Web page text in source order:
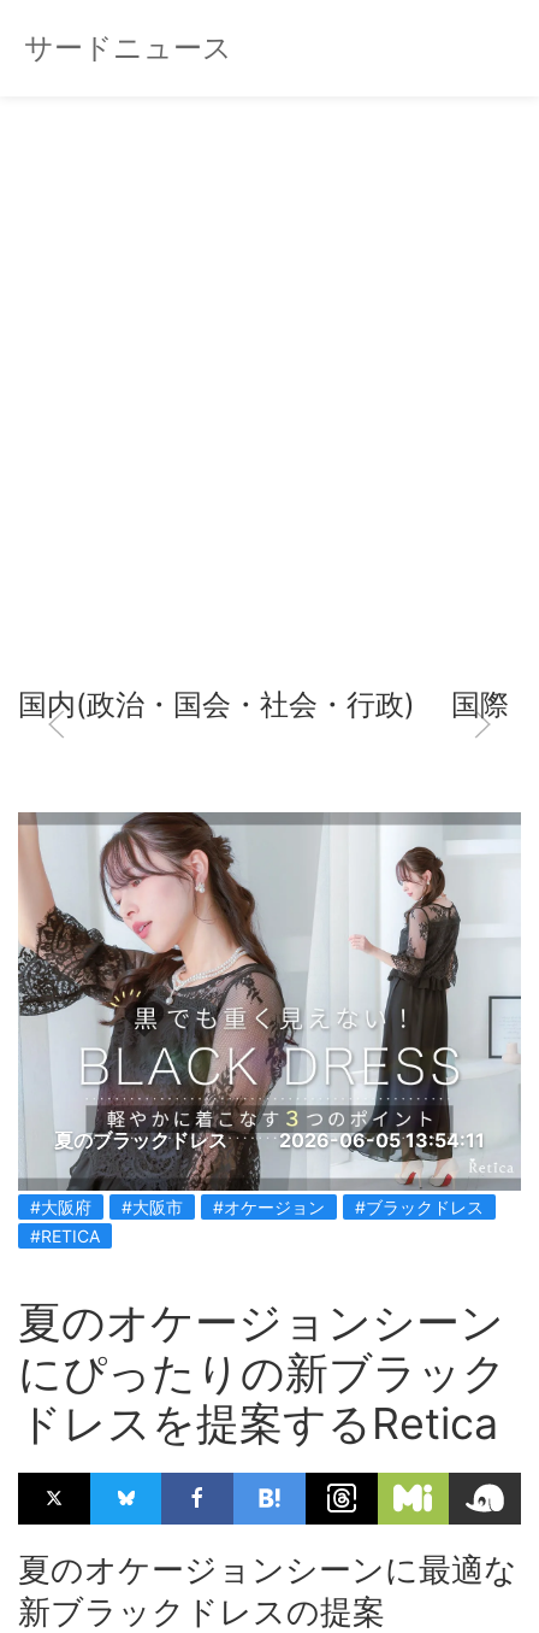
サードニュース
国内(政治・国会・社会・行政) 国際
夏のブラックドレス 2026-06-05 13:54:11
#大阪府 #大阪市 #オケージョン
#ブラックドレス
#RETICA
夏のオケージョンシーン
にぴったりの新ブラック
ドレスを提案するRetica
夏のオケージョンシーンに最適な
新ブラックドレスの提案